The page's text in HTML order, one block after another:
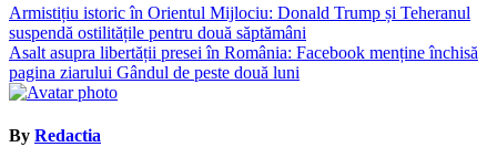
Navigare
în
articole
Armistițiu istoric în Orientul Mijlociu: Donald Trump și Teheranul
suspendă ostilitățile pentru două săptămâni
Asalt asupra libertății presei în România: Facebook menține închisă
pagina ziarului Gândul de peste două luni
By Redactia